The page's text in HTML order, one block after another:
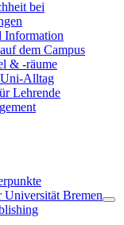
bei
Information
dem Campus
& -räume
Alltag
Lehrende
Universität Bremen